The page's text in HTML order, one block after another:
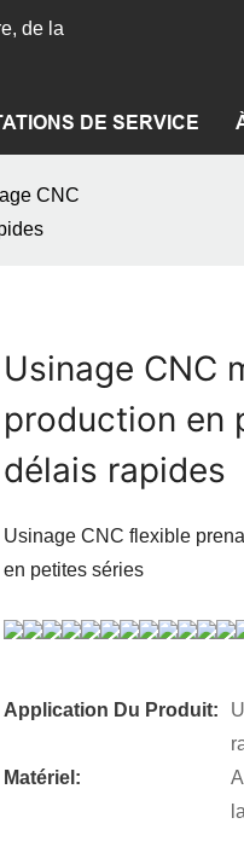
de la
DE SERVICE
CNC
Usinage CNC
production en
délais rapides
Usinage CNC flexible
en petites séries
Application Du Produit:
Matériel: